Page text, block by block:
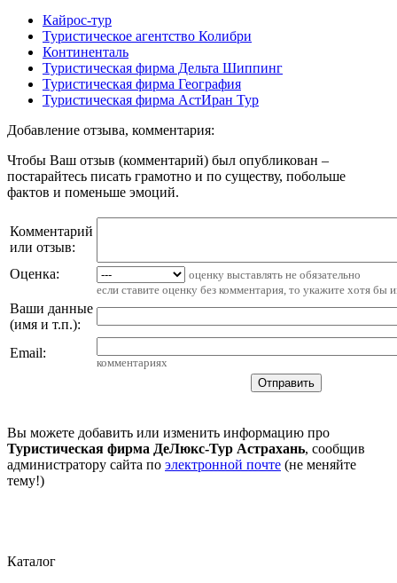
Кайрос-тур
Туристическое агентство Колибри
Континенталь
Туристическая фирма Дельта Шиппинг
Туристическая фирма География
Туристическая фирма АстИран Тур
Добавление отзыва, комментария:
Чтобы Ваш отзыв (комментарий) был опубликован –
постарайтесь писать грамотно и по существу, побольше
фактов и поменьше эмоций.
Комментарий
или отзыв:
Оценка:
оценку выставлять не обязательно
если ставите оценку без комментария, то укажите хотя бы
Ваши данные
(имя и т.п.):
Email:
комментариях
Вы можете добавить или изменить информацию про
Туристическая фирма ДеЛюкс-Тур Астрахань, сообщив
администратору сайта по электронной почте (не меняйте
тему!)
Каталог